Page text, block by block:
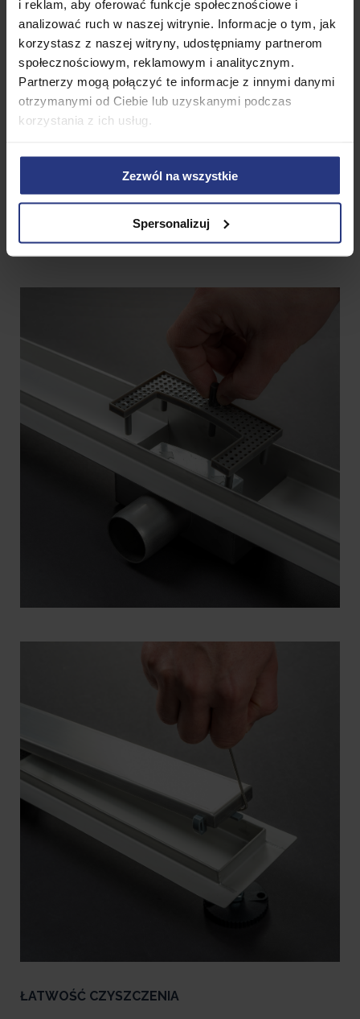
i reklam, aby oferować funkcje społecznościowe i
analizować ruch w naszej witrynie. Informacje o tym, jak
korzystasz z naszej witryny, udostępniamy partnerom
społecznościowym, reklamowym i analitycznym.
Partnerzy mogą połączyć te informacje z innymi danymi
otrzymanymi od Ciebie lub uzyskanymi podczas
korzystania z ich usług.
Zezwól na wszystkie
Spersonalizuj
OKIENKO REWIZYJNE
Specjalne okienko rewizyjne to 100% kontroli
drożności i wygodne czyszczenie
TRWAŁE SITO
Skuteczne i trwałe sito które zapobiega zapychaniu
syfonu oraz ułatwia bieżącą obsługę syfonu
ŁATWOŚĆ CZYSZCZENIA